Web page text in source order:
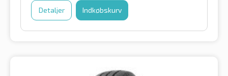
Detaljer Indkøbskurv